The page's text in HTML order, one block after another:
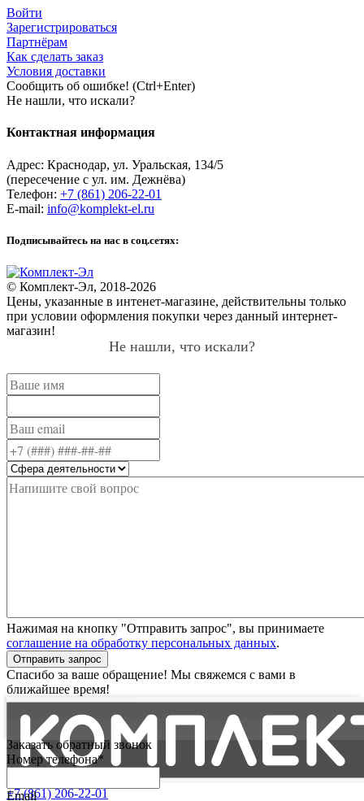
Войти
Зарегистрироваться
Партнёрам
Как сделать заказ
Условия доставки
Сообщить об ошибке! (Ctrl+Enter)
Не нашли, что искали?
Контактная информация
Адрес: Краснодар, ул. Уральская, 134/5
(пересечение с ул. им. Дежнёва)
Телефон: +7 (861) 206-22-01
E-mail: info@komplekt-el.ru
Подписывайтесь на нас в соц.сетях:
© Комплект-Эл, 2018-2026
Цены, указанные в интенет-магазине, действительны только
при условии оформления покупки через данный интернет-
магазин!
Не нашли, что искали?
Нажимая на кнопку "Отправить запрос", вы принимаете
соглашение на обработку персональных данных.
Отправить запрос
Спасибо за ваше обращение! Мы свяжемся с вами в
ближайшее время!
+7 (861) 206-22-01
Заказать обратный звонок
Номер телефона*
Email